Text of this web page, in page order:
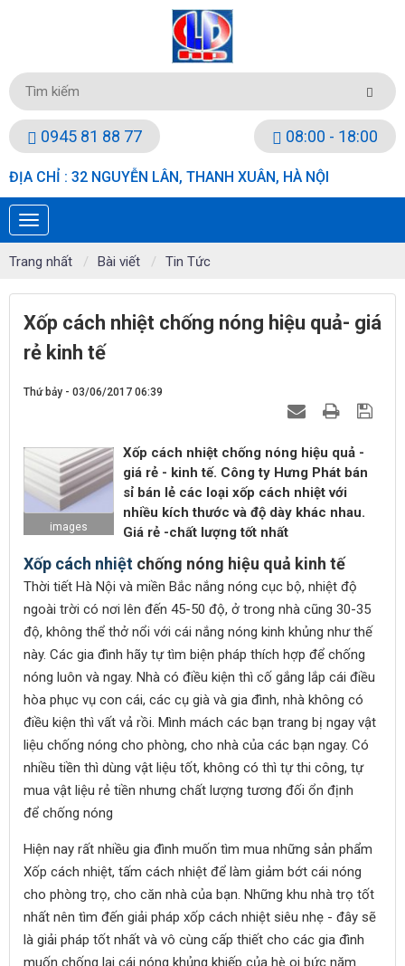
0945 81 88 77 08:00 - 18:00
ĐỊA CHỈ : 32 NGUYỄN LÂN, THANH XUÂN, HÀ NỘI
Trang nhất Bài viết Tin Tức
Xốp cách nhiệt chống nóng hiệu quả- giá
rẻ kinh tế
Thứ bảy - 03/06/2017 06:39
images
Xốp cách nhiệt chống nóng hiệu quả -
giá rẻ - kinh tế. Công ty Hưng Phát bán
sỉ bán lẻ các loại xốp cách nhiệt với
nhiều kích thước và độ dày khác nhau.
Giá rẻ -chất lượng tốt nhất
Xốp cách nhiệt chống nóng hiệu quả kinh tế
Thời tiết Hà Nội và miền Bắc nắng nóng cục bộ, nhiệt độ
ngoài trời có nơi lên đến 45-50 độ, ở trong nhà cũng 30-35
độ, không thể thở nổi với cái nắng nóng kinh khủng như thế
này. Các gia đình hãy tự tìm biện pháp thích hợp để chống
nóng luôn và ngay. Nhà có điều kiện thì cố gắng lắp cái điều
hòa phục vụ con cái, các cụ già và gia đình, nhà không có
điều kiện thì vất vả rồi. Mình mách các bạn trang bị ngay vật
liệu chống nóng cho phòng, cho nhà của các bạn ngay. Có
nhiều tiền thì dùng vật liệu tốt, không có thì tự thi công, tự
mua vật liệu rẻ tiền nhưng chất lượng tương đối ổn định
để chống nóng
Hiện nay rất nhiều gia đình muốn tìm mua những sản phẩm
Xốp cách nhiệt, tấm cách nhiệt để làm giảm bớt cái nóng
cho phòng trọ, cho căn nhà của bạn. Những khu nhà trọ tốt
nhất nên tìm đến giải pháp xốp cách nhiệt siêu nhẹ - đây sẽ
là giải pháp tốt nhất và vô cùng cấp thiết cho các gia đình
muốn chống lại cái nóng khủng khiếp của hè oi bức năm